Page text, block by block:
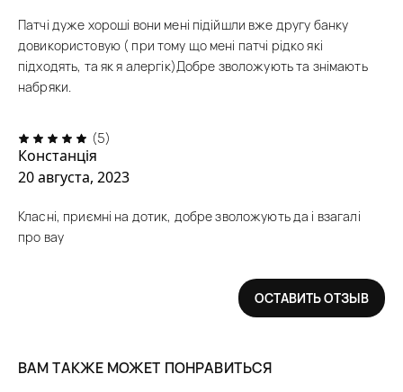
Патчі дуже хороші вони мені підійшли вже другу банку
довикористовую ( при тому що мені патчі рідко які
підходять, та як я алергік)Добре зволожують та знімають
набряки.
(5)
Констанція
20 августа, 2023
Класні, приємні на дотик, добре зволожують да і взагалі
про вау
ОСТАВИТЬ ОТЗЫВ
ВАМ ТАКЖЕ МОЖЕТ ПОНРАВИТЬСЯ